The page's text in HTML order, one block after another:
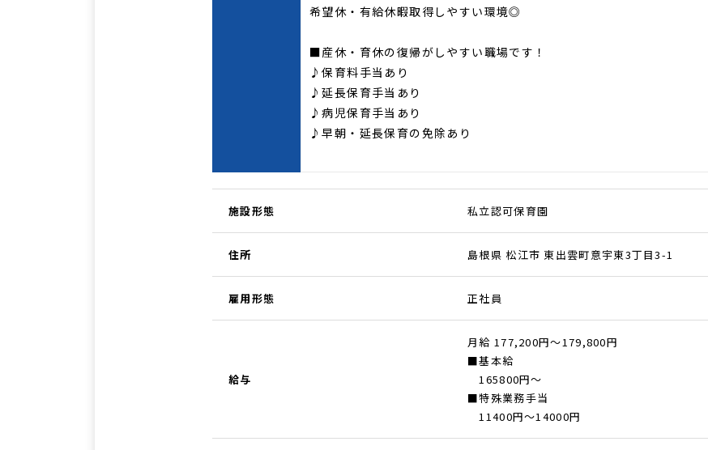
希望休・有給休暇取得しやすい環境◎
■産休・育休の復帰がしやすい職場です！
♪保育料手当あり
♪延長保育手当あり
♪病児保育手当あり
♪早朝・延長保育の免除あり
施設形態 私立認可保育園
住所 島根県 松江市 東出雲町意宇東3丁目3-1
雇用形態 正社員
給与
月給 177,200円～179,800円
■基本給
165800円〜
■特殊業務手当
11400円〜14000円